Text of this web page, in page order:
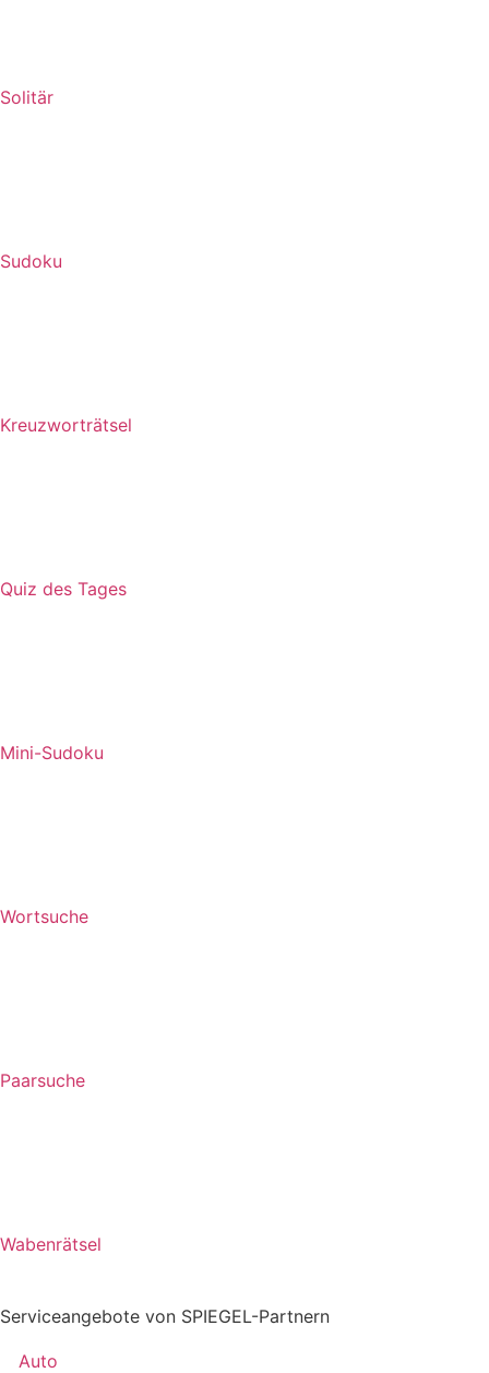
Solitär
Sudoku
Kreuzworträtsel
Quiz des Tages
Mini-Sudoku
Wortsuche
Paarsuche
Wabenrätsel
Serviceangebote von SPIEGEL-Partnern
Auto